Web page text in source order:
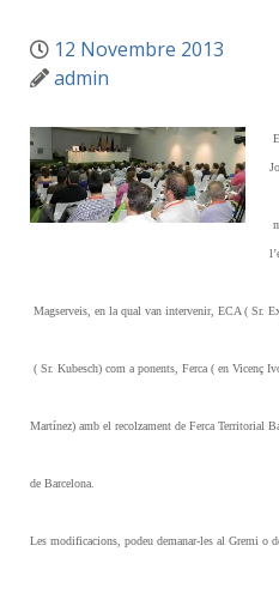
12 Novembre 2013
admin
Magserveis, en la qual van intervenir, ECA ( Sr.
( Sr. Kubesch) com a ponents, Ferca ( en Vicenç
Martínez) amb el recolzament de Ferca Territorial
de Barcelona.
Les modificacions, podeu demanar-les al Gremi o